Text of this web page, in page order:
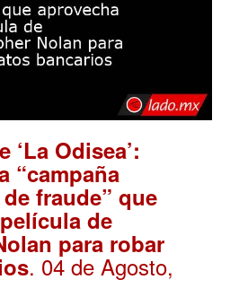
‘La Odisea’:
“campaña
fraude” que
de
para robar
. 04 de Agosto,